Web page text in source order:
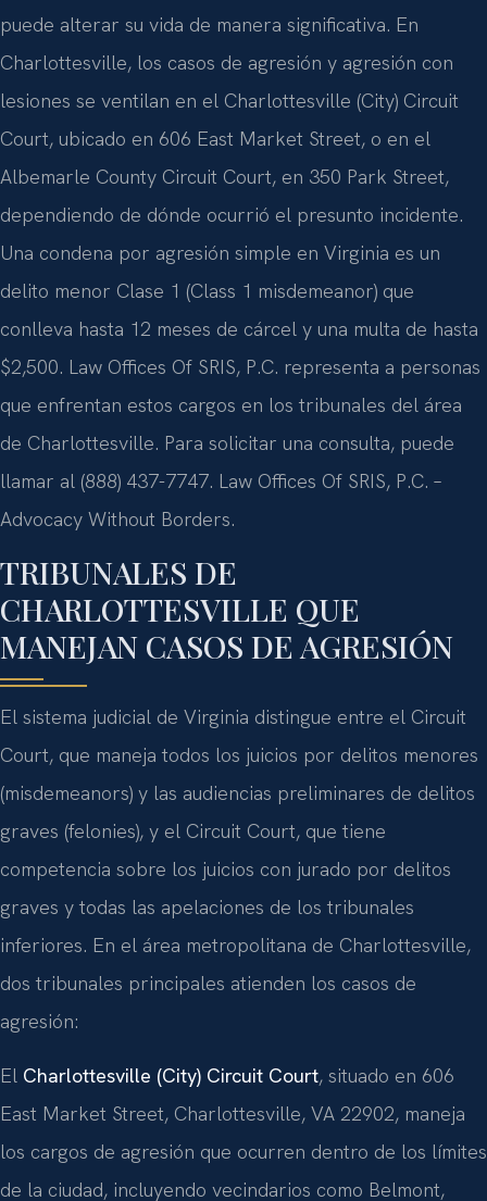
puede alterar su vida de manera significativa. En
Charlottesville, los casos de agresión y agresión con
lesiones se ventilan en el Charlottesville (City) Circuit
Court, ubicado en 606 East Market Street, o en el
Albemarle County Circuit Court, en 350 Park Street,
dependiendo de dónde ocurrió el presunto incidente.
Una condena por agresión simple en Virginia es un
delito menor Clase 1 (Class 1 misdemeanor) que
conlleva hasta 12 meses de cárcel y una multa de hasta
$2,500. Law Offices Of SRIS, P.C. representa a personas
que enfrentan estos cargos en los tribunales del área
de Charlottesville. Para solicitar una consulta, puede
llamar al (888) 437-7747. Law Offices Of SRIS, P.C. –
Advocacy Without Borders.
TRIBUNALES DE
CHARLOTTESVILLE QUE
MANEJAN CASOS DE AGRESIÓN
El sistema judicial de Virginia distingue entre el Circuit
Court, que maneja todos los juicios por delitos menores
(misdemeanors) y las audiencias preliminares de delitos
graves (felonies), y el Circuit Court, que tiene
competencia sobre los juicios con jurado por delitos
graves y todas las apelaciones de los tribunales
inferiores. En el área metropolitana de Charlottesville,
dos tribunales principales atienden los casos de
agresión:
El Charlottesville (City) Circuit Court, situado en 606
East Market Street, Charlottesville, VA 22902, maneja
los cargos de agresión que ocurren dentro de los límites
de la ciudad, incluyendo vecindarios como Belmont,